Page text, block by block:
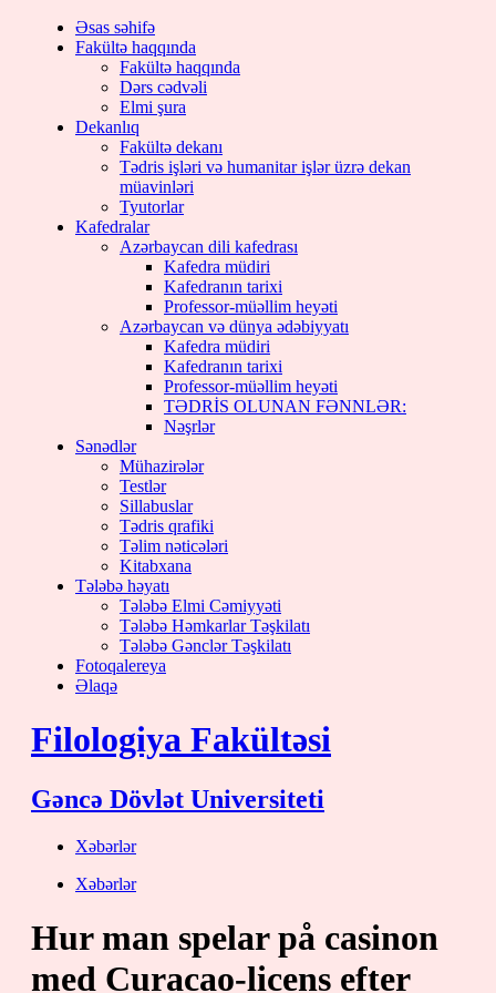
Skip
Əsas səhifə
Fakültə haqqında
Fakültə haqqında
Dərs cədvəli
Elmi şura
Dekanlıq
Fakültə dekanı
Tədris işləri və humanitar işlər üzrə dekan
müavinləri
Tyutorlar
Kafedralar
Azərbaycan dili kafedrası
Kafedra müdiri
Kafedranın tarixi
Professor-müəllim heyəti
Azərbaycan və dünya ədəbiyyatı
Kafedra müdiri
Kafedranın tarixi
Professor-müəllim heyəti
TƏDRİS OLUNAN FƏNNLƏR:
Nəşrlər
Sənədlər
Mühazirələr
Testlər
Sillabuslar
Tədris qrafiki
Təlim nəticələri
Kitabxana
Tələbə həyatı
Tələbə Elmi Cəmiyyəti
Tələbə Həmkarlar Təşkilatı
Tələbə Gənclər Təşkilatı
Fotoqalereya
Əlaqə
Filologiya Fakültəsi
Gəncə Dövlət Universiteti
Xəbərlər
Xəbərlər
Hur man spelar på casinon
med Curacao-licens efter